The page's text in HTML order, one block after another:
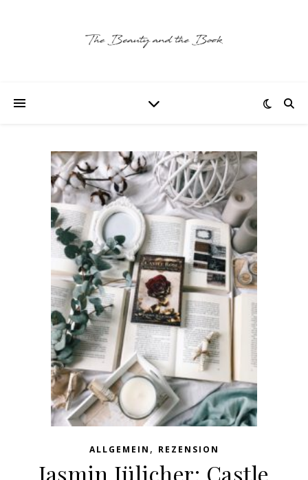
ALLGEMEIN , REZENSION
Jasmin Jülicher: Castle